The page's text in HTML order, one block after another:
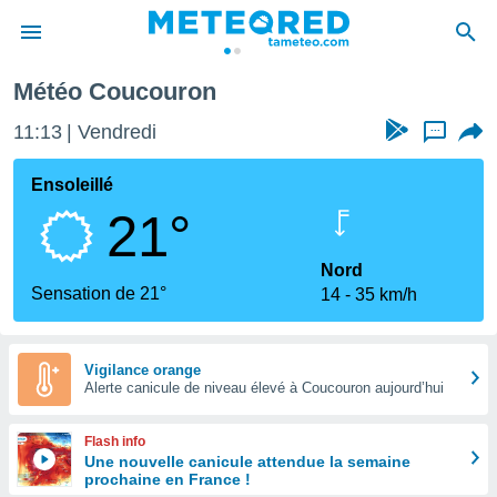
de
Météo Coucouron
11:13 Vendredi ...
Ensoleillé
21°
Sensation de 21°
Nord
14
35 km/h
Vigilance orange
Alerte canicule de niveau élevé à Coucouron aujourd’hui
Flash info
Une nouvelle canicule attendue la semaine
prochaine en France !